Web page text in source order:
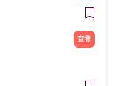
查看